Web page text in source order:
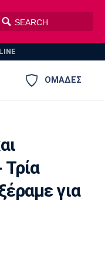
ΟΜΑΔΕΣ
ΠΑΟΚ
για